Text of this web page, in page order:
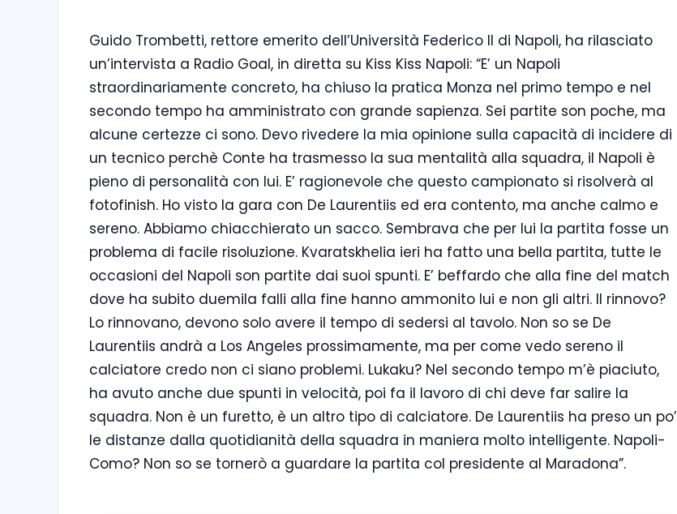
Guido Trombetti, rettore emerito dell’Università Federico II di Napoli, ha rilasciato
un’intervista a Radio Goal, in diretta su Kiss Kiss Napoli: “E’ un Napoli
straordinariamente concreto, ha chiuso la pratica Monza nel primo tempo e nel
secondo tempo ha amministrato con grande sapienza. Sei partite son poche, ma
alcune certezze ci sono. Devo rivedere la mia opinione sulla capacità di incidere di
un tecnico perchè Conte ha trasmesso la sua mentalità alla squadra, il Napoli è
pieno di personalità con lui. E’ ragionevole che questo campionato si risolverà al
fotofinish. Ho visto la gara con De Laurentiis ed era contento, ma anche calmo e
sereno. Abbiamo chiacchierato un sacco. Sembrava che per lui la partita fosse un
problema di facile risoluzione. Kvaratskhelia ieri ha fatto una bella partita, tutte le
occasioni del Napoli son partite dai suoi spunti. E’ beffardo che alla fine del match
dove ha subito duemila falli alla fine hanno ammonito lui e non gli altri. Il rinnovo?
Lo rinnovano, devono solo avere il tempo di sedersi al tavolo. Non so se De
Laurentiis andrà a Los Angeles prossimamente, ma per come vedo sereno il
calciatore credo non ci siano problemi. Lukaku? Nel secondo tempo m’è piaciuto,
ha avuto anche due spunti in velocità, poi fa il lavoro di chi deve far salire la
squadra. Non è un furetto, è un altro tipo di calciatore. De Laurentiis ha preso un po’
le distanze dalla quotidianità della squadra in maniera molto intelligente. Napoli-
Como? Non so se tornerò a guardare la partita col presidente al Maradona”.